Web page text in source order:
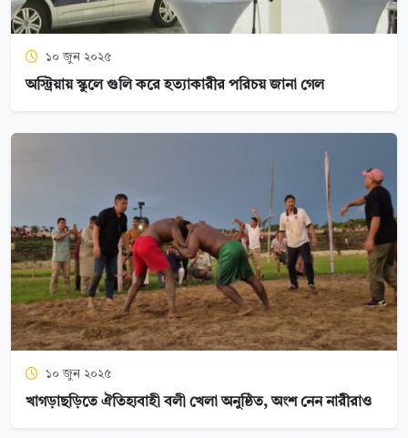
১০ জুন ২০২৫
অস্ট্রিয়ায় স্কুলে গুলি করে হত্যাকারীর পরিচয় জানা গেল
১০ জুন ২০২৫
খাগড়াছড়িতে ঐতিহ্যবাহী বলী খেলা অনুষ্ঠিত, অংশ নেন নারীরাও